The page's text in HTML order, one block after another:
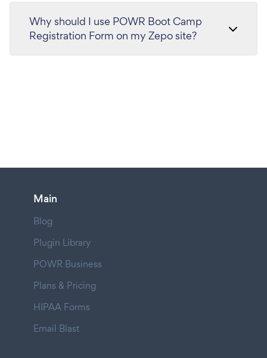
Why should I use POWR Boot Camp
Registration Form on my Zepo site?
Main
Blog
Plugin Library
POWR Business
Plans & Pricing
HIPAA Forms
Email Blast